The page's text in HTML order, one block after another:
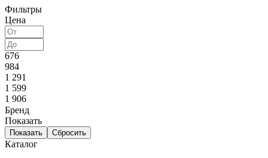
Фильтры
Цена
676
984
1 291
1 599
1 906
Бренд
Показать
Каталог